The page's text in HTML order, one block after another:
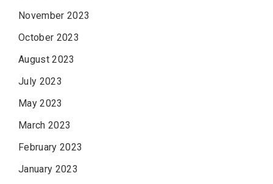
November 2023
October 2023
August 2023
July 2023
May 2023
March 2023
February 2023
January 2023